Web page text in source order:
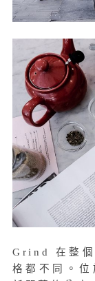
Grind 在整個
格都不同。